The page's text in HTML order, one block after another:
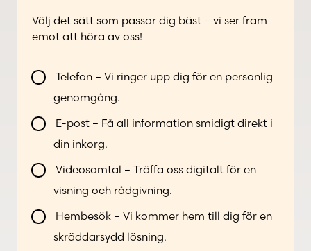
o
n
u
e
Välj det sätt som passar dig bäst – vi ser fram
emot att höra av oss!
E
o
V
i
l
b
i
n
Telefon – Vi ringer upp dig för en personlig
genomgång.
E-post – Få all information smidigt direkt i
din inkorg.
Videosamtal – Träffa oss digitalt för en
visning och rådgivning.
Hembesök – Vi kommer hem till dig för en
skräddarsydd lösning.